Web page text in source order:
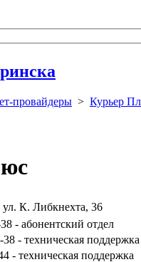
провайдеры > Курьер
К. Либкнехта, 36
- абонентский отдел
- техническая поддержка
- техническая поддержка